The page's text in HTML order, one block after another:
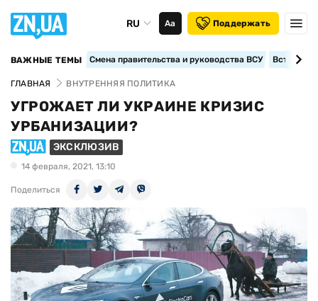
RU Аа Поддержать
ВАЖНЫЕ ТЕМЫ Смена правительства и руководства ВСУ
ГЛАВНАЯ ВНУТРЕННЯЯ ПОЛИТИКА
УГРОЖАЕТ ЛИ УКРАИНЕ КРИЗИС
УРБАНИЗАЦИИ?
ЭКСКЛЮЗИВ
14 февраля, 2021, 13:10
Поделиться